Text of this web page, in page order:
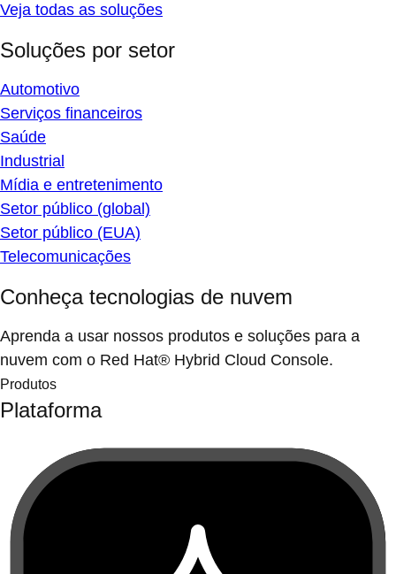
Veja todas as soluções
Soluções por setor
Automotivo
Serviços financeiros
Saúde
Industrial
Mídia e entretenimento
Setor público (global)
Setor público (EUA)
Telecomunicações
Conheça tecnologias de nuvem
Aprenda a usar nossos produtos e soluções para a
nuvem com o Red Hat® Hybrid Cloud Console.
Produtos
Plataforma